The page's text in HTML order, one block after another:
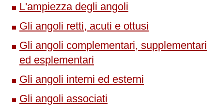
L'ampiezza degli angoli
Gli angoli retti, acuti e ottusi
Gli angoli complementari, supplementari
ed esplementari
Gli angoli interni ed esterni
Gli angoli associati